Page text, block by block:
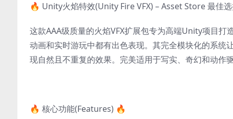
🔥 Unity火焰特效(Unity Fire VFX) – Asset Store 最佳选
这款AAA级质量的火焰VFX扩展包专为高端Unity项目
动画和实时游玩中都有出色表现。其完全模块化的系统
现自然且不重复的效果。完美适用于写实、奇幻和动作驱
🔥 核心功能(Features) 🔥